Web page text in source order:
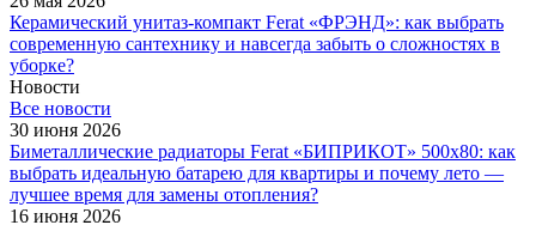
Керамический унитаз-компакт Ferat «ФРЭНД»: как выбрать
современную сантехнику и навсегда забыть о сложностях в
уборке?
Новости
Все новости
30 июня 2026
Биметаллические радиаторы Ferat «БИПРИКОТ» 500x80: как
выбрать идеальную батарею для квартиры и почему лето —
лучшее время для замены отопления?
16 июня 2026